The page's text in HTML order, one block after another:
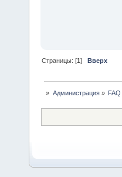
Страницы: [1]Вверх
» Администрация» FAQ